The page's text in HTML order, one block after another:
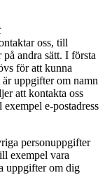
oss, till
andra sätt. I första
för att kunna
uppgifter om namn
att kontakta oss
e-postadress
personuppgifter
exempel vara
uppgifter om dig